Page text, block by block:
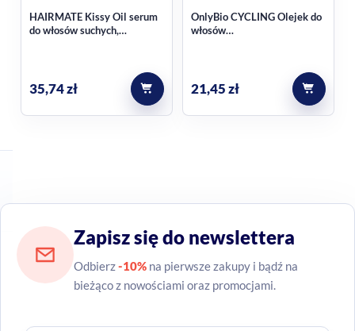
HAIRMATE Kissy Oil serum
do włosów suchych,
35,74zł
OnlyBio CYCLING Olejek do
włosów
21,45zł
Zapisz się do newslettera
Odbierz-10% na pierwsze zakupy i bądź na
bieżąco z nowościami oraz promocjami.